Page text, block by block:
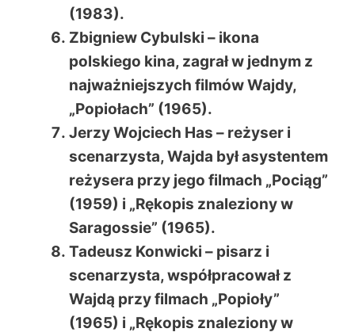
(1983).
Zbigniew Cybulski – ikona
polskiego kina, zagrał w jednym z
najważniejszych filmów Wajdy,
„Popiołach” (1965).
Jerzy Wojciech Has – reżyser i
scenarzysta, Wajda był asystentem
reżysera przy jego filmach „Pociąg”
(1959) i „Rękopis znaleziony w
Saragossie” (1965).
Tadeusz Konwicki – pisarz i
scenarzysta, współpracował z
Wajdą przy filmach „Popioły”
(1965) i „Rękopis znaleziony w